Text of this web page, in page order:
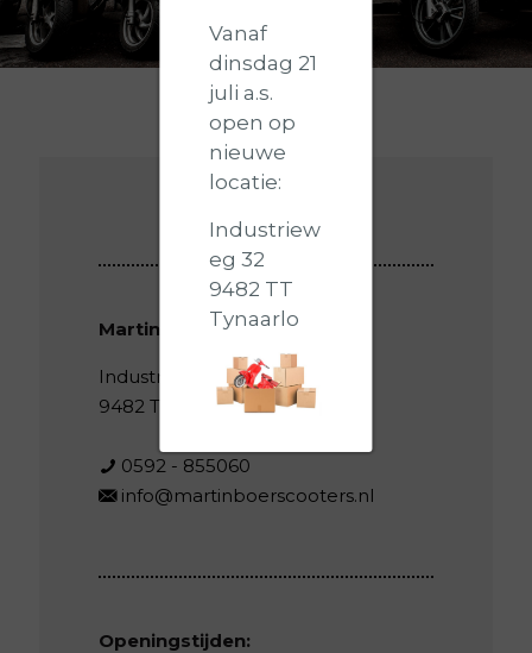
Martin Boer Scooters
Industrieweg 32
9482 TT Tynaarlo
0592 - 855060
info@martinboerscooters.nl
Openingstijden:
Vanaf
dinsdag 21
juli a.s.
open op
nieuwe
locatie:
Industriew
eg 32
9482 TT
Tynaarlo